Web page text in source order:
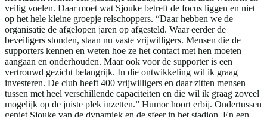
veilig voelen. Daar moet wat Sjouke betreft de focus liggen en niet
op het hele kleine groepje relschoppers. “Daar hebben we de
organisatie de afgelopen jaren op afgesteld. Waar eerder de
beveiligers stonden, staan nu vaste vrijwilligers. Mensen die de
supporters kennen en weten hoe ze het contact met hen moeten
aangaan en onderhouden. Maar ook voor de supporter is een
vertrouwd gezicht belangrijk. In die ontwikkeling wil ik graag
investeren. De club heeft 400 vrijwilligers en daar zitten mensen
tussen met heel verschillende capaciteiten en die wil ik graag zoveel
mogelijk op de juiste plek inzetten.” Humor hoort erbij. Ondertussen
geniet Sjouke van de dynamiek en de sfeer in het stadion. En een